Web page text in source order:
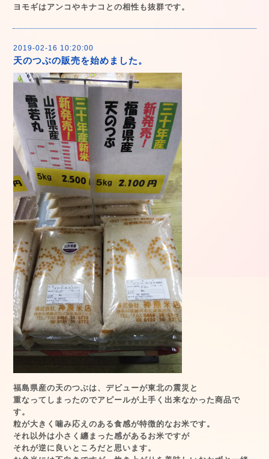
ヨモギはアンコやキナコとの相性も抜群です。
2019-02-16 10:20:00
天のつぶの販売を始めました。
福島県産の天のつぶは、デビューが東北の震災と
重なってしまったのでアピールが上手く出来なかった商品で
す。
粒が大きく噛み応えのある食感が特徴的なお米です。
それ以外は小さく纏まった感があるお米ですが
それが逆に良いところだと思います。